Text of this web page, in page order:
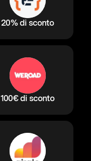
20% di sconto
100€ di sconto